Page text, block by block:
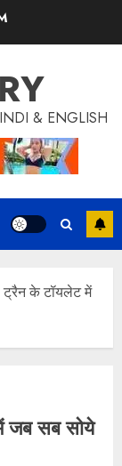
& ENGLISH
ट्रैन के टॉयलेट में
जब सब सोये